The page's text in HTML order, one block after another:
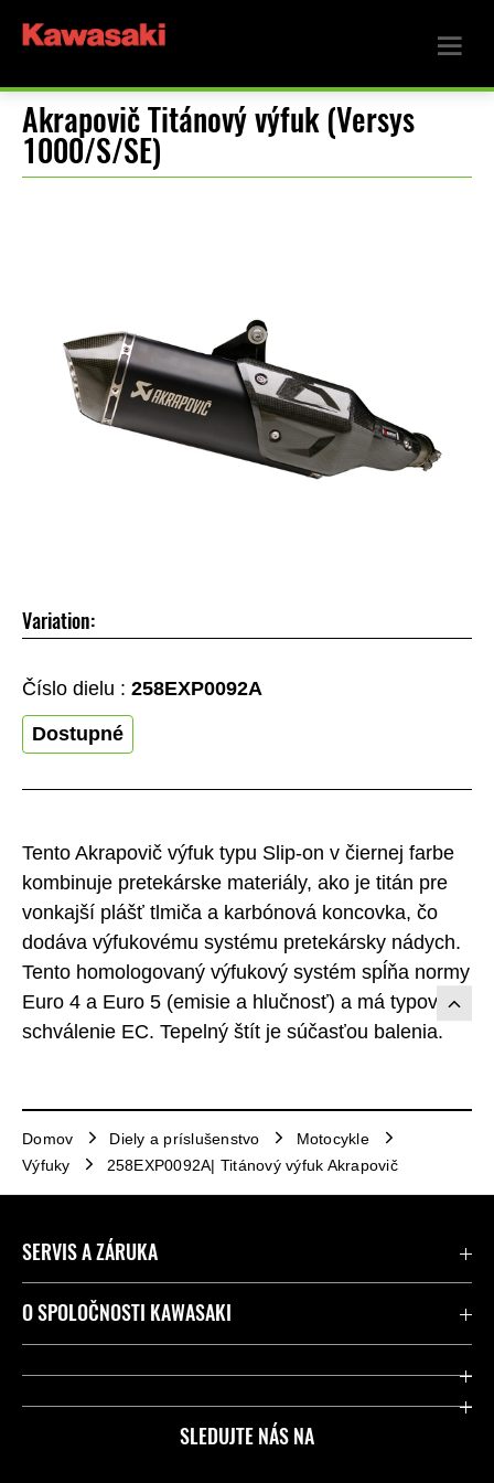
Akrapovič Titánový výfuk (Versys
1000/S/SE)
Tento Akrapovič výfuk typu Slip-on v čiernej farbe
kombinuje pretekárske materiály, ako je titán pre
vonkajší plášť tlmiča a karbónová koncovka, čo
dodáva výfukovému systému pretekársky nádych.
Tento homologovaný výfukový systém spĺňa normy
Euro 4 a Euro 5 (emisie a hlučnosť) a má typové
schválenie EC. Tepelný štít je súčasťou balenia.
Variation:
Číslo dielu : 258EXP0092A
Dostupné
Domov Diely a príslušenstvo
Motocykle
Výfuky
258EXP0092A| Titánový výfuk Akrapovič
SLEDUJTE NÁS NA
SERVIS A ZÁRUKA
Kontaktujte nás
Legálny
O SPOLOČNOSTI KAWASAKI
Spoločnosť